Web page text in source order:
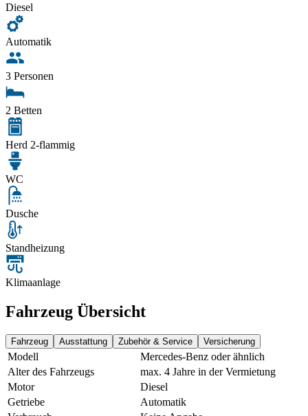
Diesel
Automatik
3 Personen
2 Betten
Herd 2-flammig
WC
Dusche
Standheizung
Klimaanlage
Fahrzeug Übersicht
Fahrzeug Ausstattung Zubehör & Service Versicherung
Modell
Mercedes-Benz oder ähnlich
Alter des Fahrzeugs
max. 4 Jahre in der Vermietung
Motor
Diesel
Getriebe
Automatik